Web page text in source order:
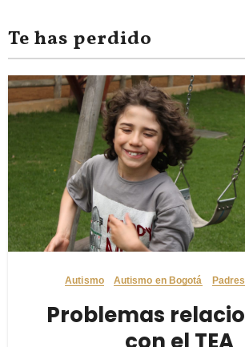
Te has perdido
Autismo Autismo en Bogotá
Problemas
con el TEA